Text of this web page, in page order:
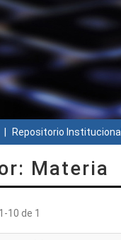
Repositorio Institucional
Materia
10 de 1